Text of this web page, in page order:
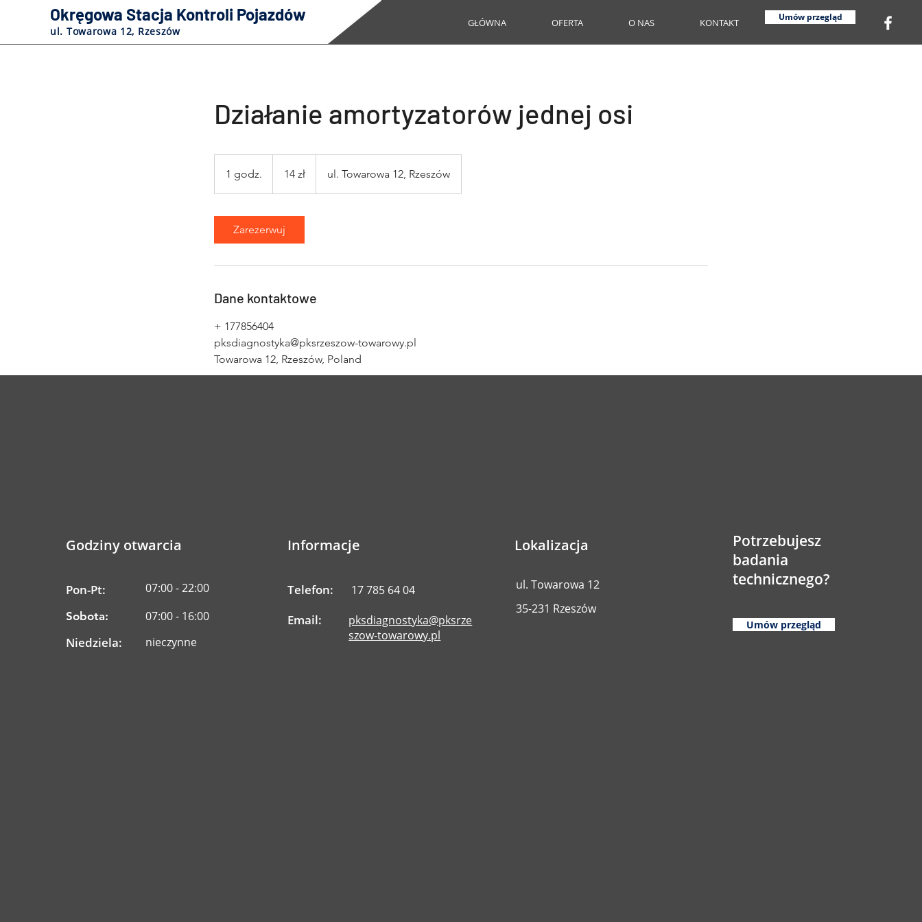
Okręgowa Stacja Kontroli Pojazdów
ul. Towarowa 12, Rzeszów
GŁÓWNA OFERTA O NAS KONTAKT Umów przegląd
Działanie amortyzatorów jednej osi
1 godz.
g
polskich
14 zł ul. Towarowa 12, Rzeszów
Zarezerwuj
Dane kontaktowe
+ 177856404
pksdiagnostyka@pksrzeszow-towarowy.pl
Towarowa 12, Rzeszów, Poland
Godziny otwarcia
Pon-Pt: 07:00 - 22:00
Sobota: 07:00 - 16:00
Niedziela: nieczynne
Informacje
Telefon: 17 785 64 04
Email:
pksdiagnostyka@pksrze
szow-towarowy.pl
Lokalizacja
ul. Towarowa 12
35-231 Rzeszów
Potrzebujesz
badania
technicznego?
Umów przegląd